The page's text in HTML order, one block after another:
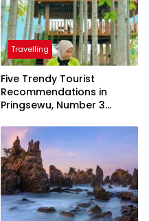
Travelling
Five Trendy Tourist
Recommendations in
Pringsewu, Number 3
President